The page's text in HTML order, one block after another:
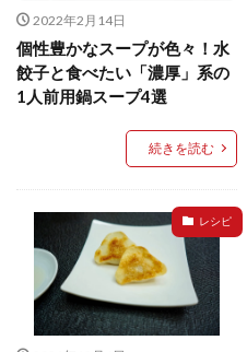
2022年2月14日
個性豊かなスープが色々！水
餃子と食べたい「濃厚」系の
1人前用鍋スープ4選
続きを読む
レシピ